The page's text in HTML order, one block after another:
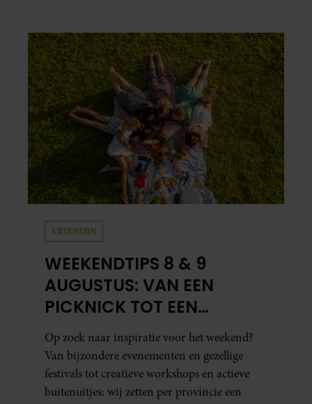
VRIENDIN
WEEKENDTIPS 8 & 9
AUGUSTUS: VAN EEN
PICKNICK TOT EEN
VOGELHUISJE MAKEN
Op zoek naar inspiratie voor het weekend?
Van bijzondere evenementen en gezellige
festivals tot creatieve workshops en actieve
buitenuitjes: wij zetten per provincie een